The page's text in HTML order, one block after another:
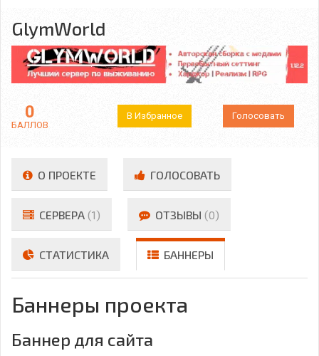
GlymWorld
0
БАЛЛОВ
В Избранное Голосовать
О ПРОЕКТЕ ГОЛОСОВАТЬ
СЕРВЕРА (1) ОТЗЫВЫ (0)
СТАТИСТИКА БАННЕРЫ
Баннеры проекта
Баннер для сайта